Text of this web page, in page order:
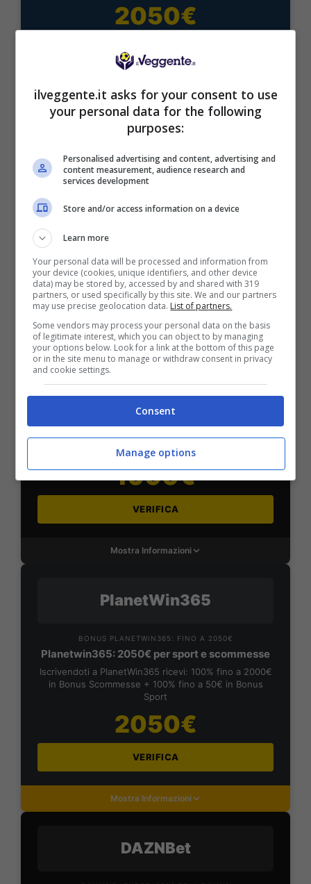
2050€
Mostra Informazioni
BONUS BENVENUTO LOTTOMATICA: 2050€
Per i nuovi utenti della piattaforma: 100% fino a 50€ in
2050€
VERIFICA
Mostra Informazioni
SNAI
Bonus Benvenuto Sport: fino a 1.000€
50% sul deposito fino a 50€
1000€
VERIFICA
Mostra Informazioni
PlanetWin365
BONUS PLANETWIN365: FINO A 2050€
Planetwin365: 2050€ per sport e scommesse
Iscrivendoti a PlanetWin365 ricevi: 100% fino a 2000€
in Bonus Scommesse + 100% fino a 50€ in Bonus
Sport
2050€
VERIFICA
Mostra Informazioni
DAZNBet
ilveggente.it asks for your consent to use
your personal data for the following
purposes:
Personalised advertising and content, advertising and
content measurement, audience research and
services development
Store and/or access information on a device
Learn more
Your personal data will be processed and information from
your device (cookies, unique identifiers, and other device
data) may be stored by, accessed by and shared with 319
partners, or used specifically by this site. We and our partners
may use precise geolocation data. List of partners.
Some vendors may process your personal data on the basis
of legitimate interest, which you can object to by managing
your options below. Look for a link at the bottom of this page
or in the site menu to manage or withdraw consent in privacy
and cookie settings.
Consent
Manage options